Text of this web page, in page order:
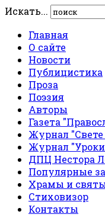
Искать...
Главная
О сайте
Новости
Публицистика
Проза
Поэзия
Авторы
Газета
Журнал
Журнал
ДПЦ Нестора
Популярные
Храмы и
Стиховизор
Контакты